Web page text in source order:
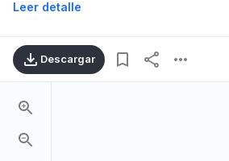
Leer detalle
Descargar